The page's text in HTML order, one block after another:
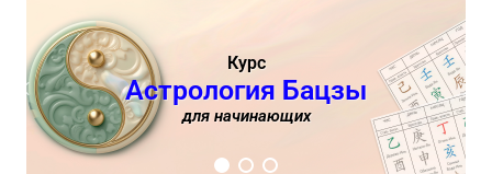
Курс
Астрология Бацзы
для начинающих